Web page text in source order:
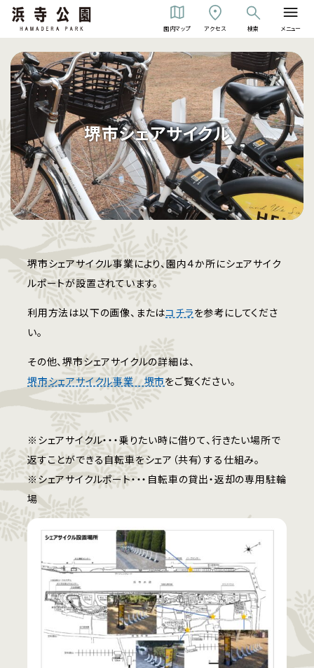
園内マップ アクセス 検索 メニュー
堺市シェアサイクル
堺市シェアサイクル事業により、園内４か所にシェアサイク
ルポートが設置されています。
利用方法は以下の画像、またはコチラを参考にしてくださ
い。
その他、堺市シェアサイクルの詳細は、
堺市シェアサイクル事業 堺市をご覧ください。
※シェアサイクル・・・乗りたい時に借りて、行きたい場所で
返すことができる自転車をシェア（共有）する仕組み。
※シェアサイクルポート・・・自転車の貸出・返却の専用駐輪
場